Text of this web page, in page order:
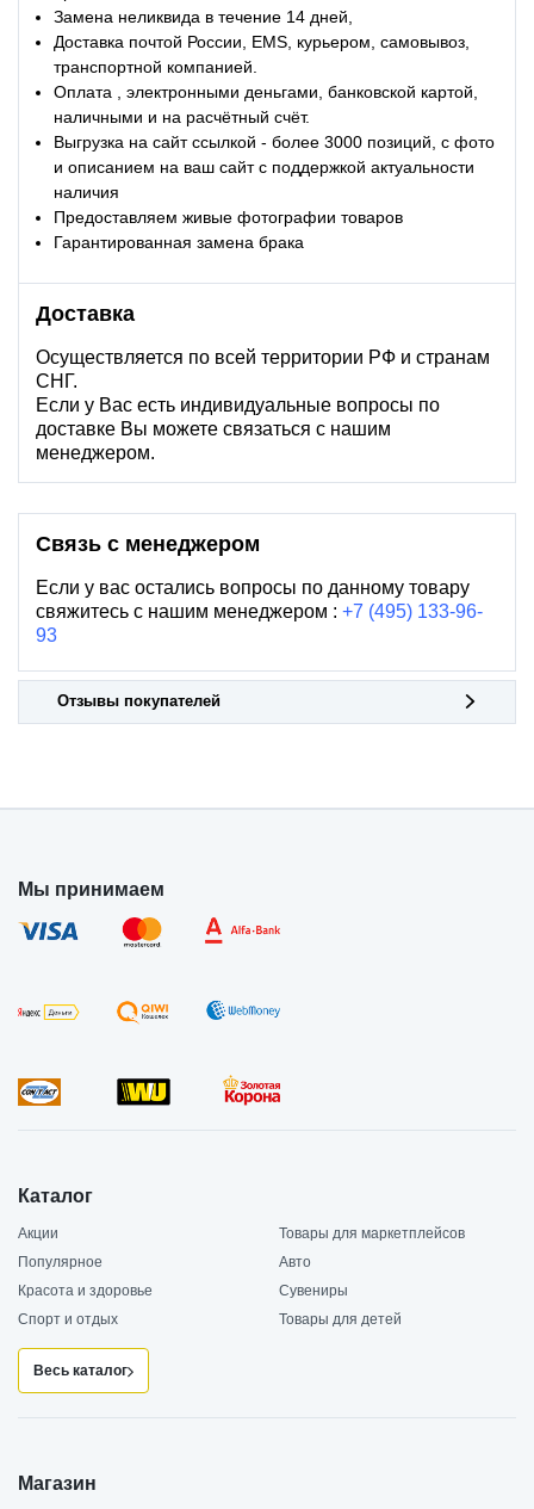
Замена неликвида в течение 14 дней,
Доставка почтой России, EMS, курьером, самовывоз,
транспортной компанией.
Оплата , электронными деньгами, банковской картой,
наличными и на расчётный счёт.
Выгрузка на сайт ссылкой - более 3000 позиций, с фото
и описанием на ваш сайт с поддержкой актуальности
наличия
Предоставляем живые фотографии товаров
Гарантированная замена брака
Доставка
Осуществляется по всей территории РФ и странам
СНГ.
Если у Вас есть индивидуальные вопросы по
доставке Вы можете связаться с нашим
менеджером.
Связь с менеджером
Если у вас остались вопросы по данному товару
свяжитесь с нашим менеджером : +7 (495) 133-96-
93
Отзывы покупателей
Мы принимаем
Каталог
Акции
Товары для маркетплейсов
Популярное
Авто
Красота и здоровье
Сувениры
Спорт и отдых
Товары для детей
Весь каталог
Магазин